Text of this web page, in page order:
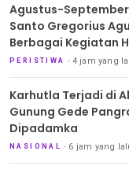
Agustus-
Santo Gregorius
Berbagai Kegiatan
PERISTIWA 4 jam yang
Karhutla Terjadi di
Gunung Gede
Dipadamka
NASIONAL 6 jam yang